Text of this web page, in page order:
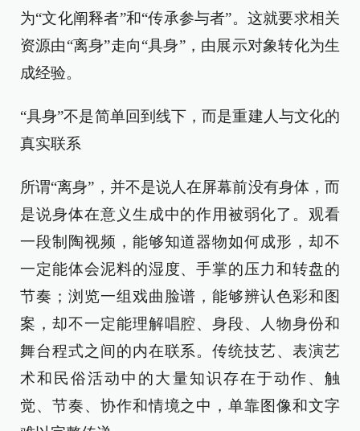
为“文化阐释者”和“传承参与者”。这就要求相关
资源由“离身”走向“具身”，由展示对象转化为生
成经验。
“具身”不是简单回到线下，而是重建人与文化的
真实联系
所谓“离身”，并不是说人在屏幕前没有身体，而
是说身体在意义生成中的作用被弱化了。观看
一段制陶视频，能够知道器物如何成形，却不
一定能体会泥料的湿度、手掌的压力和转盘的
节奏；浏览一组戏曲脸谱，能够辨认色彩和图
案，却不一定能理解唱腔、身段、人物身份和
舞台程式之间的内在联系。传统技艺、表演艺
术和民俗活动中的大量知识存在于动作、触
觉、节奏、协作和情境之中，单靠图像和文字